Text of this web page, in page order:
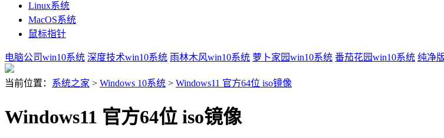
Linux系统
MacOS系统
鼠标指针
电脑公司win10系统 深度技术win10系统 雨林木风win10系统 萝卜家园win10系统 番茄花园win10系统 纯净
当前位置： 系统之家 > Windows 10系统 > Windows11 官方64位 iso镜像
Windows11 官方64位 iso镜像